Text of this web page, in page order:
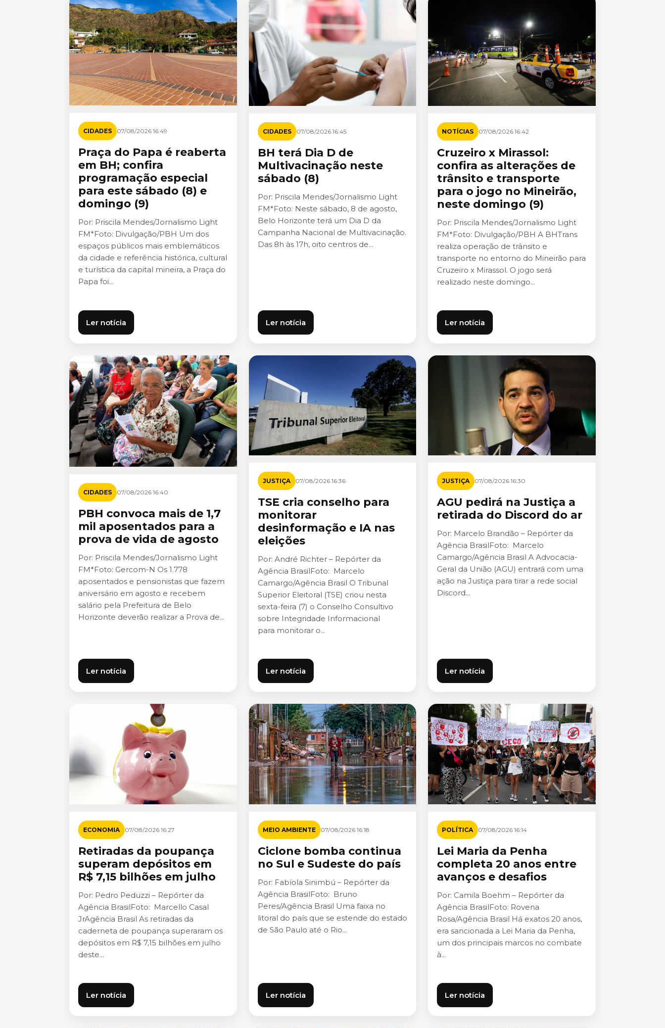
CIDADES 07/08/2026 16:49
Praça do Papa é reaberta
em BH; confira
programação especial
para este sábado (8) e
domingo (9)
Por: Priscila Mendes/Jornalismo Light
FM*Foto: Divulgação/PBH Um dos
espaços públicos mais emblemáticos
da cidade e referência histórica, cultural
e turística da capital mineira, a Praça do
Papa foi...
Ler notícia
CIDADES 07/08/2026 16:45
BH terá Dia D de
Multivacinação neste
sábado (8)
Por: Priscila Mendes/Jornalismo Light
FM*Foto: Neste sábado, 8 de agosto,
Belo Horizonte terá um Dia D da
Campanha Nacional de Multivacinação.
Das 8h às 17h, oito centros de...
Ler notícia
NOTÍCIAS 07/08/2026 16:42
Cruzeiro x Mirassol:
confira as alterações de
trânsito e transporte
para o jogo no Mineirão,
neste domingo (9)
Por: Priscila Mendes/Jornalismo Light
FM*Foto: Divulgação/PBH A BHTrans
realiza operação de trânsito e
transporte no entorno do Mineirão para
Cruzeiro x Mirassol. O jogo será
realizado neste domingo...
Ler notícia
CIDADES 07/08/2026 16:40
PBH convoca mais de 1,7
mil aposentados para a
prova de vida de agosto
Por: Priscila Mendes/Jornalismo Light
FM*Foto: Gercom-N Os 1.778
aposentados e pensionistas que fazem
aniversário em agosto e recebem
salário pela Prefeitura de Belo
Horizonte deverão realizar a Prova de...
Ler notícia
JUSTIÇA 07/08/2026 16:36
TSE cria conselho para
monitorar
desinformação e IA nas
eleições
Por: André Richter – Repórter da
Agência BrasilFoto: Marcelo
Camargo/Agência Brasil O Tribunal
Superior Eleitoral (TSE) criou nesta
sexta-feira (7) o Conselho Consultivo
sobre Integridade Informacional
para monitorar o...
Ler notícia
JUSTIÇA 07/08/2026 16:30
AGU pedirá na Justiça a
retirada do Discord do ar
Por: Marcelo Brandão – Repórter da
Agência BrasilFoto: Marcelo
Camargo/Agência Brasil A Advocacia-
Geral da União (AGU) entrará com uma
ação na Justiça para tirar a rede social
Discord...
Ler notícia
ECONOMIA 07/08/2026 16:27
Retiradas da poupança
superam depósitos em
R$ 7,15 bilhões em julho
Por: Pedro Peduzzi – Repórter da
Agência BrasilFoto: Marcello Casal
JrAgência Brasil As retiradas da
caderneta de poupança superaram os
depósitos em R$ 7,15 bilhões em julho
deste...
Ler notícia
MEIO AMBIENTE 07/08/2026 16:18
Ciclone bomba continua
no Sul e Sudeste do país
Por: Fabíola Sinimbú – Repórter da
Agência BrasilFoto: Bruno
Peres/Agência Brasil Uma faixa no
litoral do país que se estende do estado
de São Paulo até o Rio...
Ler notícia
POLÍTICA 07/08/2026 16:14
Lei Maria da Penha
completa 20 anos entre
avanços e desafios
Por: Camila Boehm – Repórter da
Agência BrasilFoto: Rovena
Rosa/Agência Brasil Há exatos 20 anos,
era sancionada a Lei Maria da Penha,
um dos principais marcos no combate
à...
Ler notícia